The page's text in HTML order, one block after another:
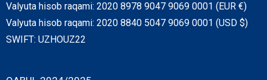
Valyuta hisob raqami: 2020 8978 9047 9069 0001 (EUR €)
Valyuta hisob raqami: 2020 8840 5047 9069 0001 (USD $)
SWIFT: UZHOUZ22